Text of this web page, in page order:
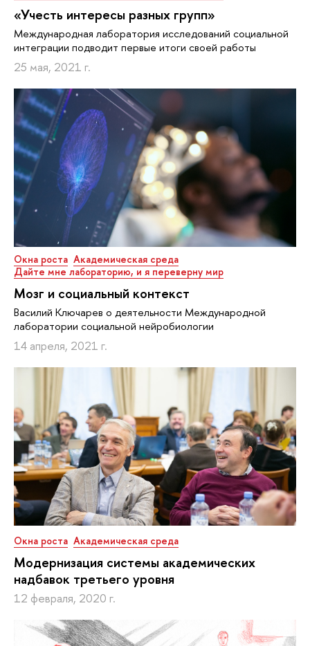
«Учесть интересы разных групп»
Международная лаборатория исследований социальной
интеграции подводит первые итоги своей работы
25 мая, 2021 г.
Окна роста Академическая среда
Дайте мне лабораторию, и я переверну мир
Мозг и социальный контекст
Василий Ключарев о деятельности Международной
лаборатории социальной нейробиологии
14 апреля, 2021 г.
Окна роста Академическая среда
Модернизация системы академических
надбавок третьего уровня
12 февраля, 2020 г.